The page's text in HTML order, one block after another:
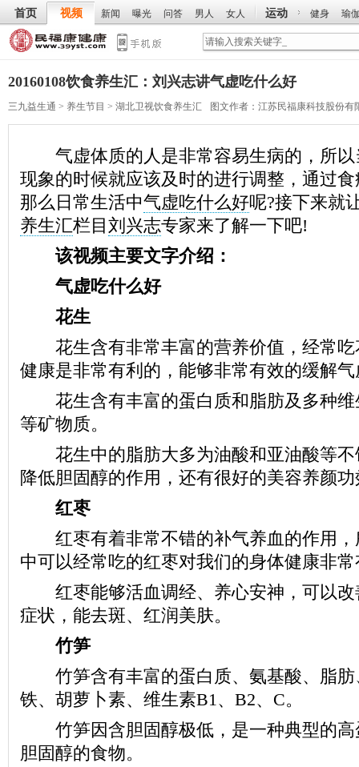
首页 视频 新闻 曝光 问答 男人 女人 运动 健身 瑜
20160108饮食养生汇：刘兴志讲气虚吃什么好
三九益生通 > 养生节目 > 湖北卫视饮食养生汇 图文作者： 江苏民福康科技股份有
气虚体质的人是非常容易生病的，所以
现象的时候就应该及时的进行调整，通过
那么日常生活中气虚吃什么好呢?接下来就
养生汇栏目刘兴志专家来了解一下吧!
该视频主要文字介绍：
气虚吃什么好
花生
花生含有非常丰富的营养价值，经常吃
健康是非常有利的，能够非常有效的缓解
花生含有丰富的蛋白质和脂肪及多种维
等矿物质。
花生中的脂肪大多为油酸和亚油酸等不
降低胆固醇的作用，还有很好的美容养颜
红枣
红枣有着非常不错的补气养血的作用，
中可以经常吃的红枣对我们的身体健康非
红枣能够活血调经、养心安神，可以改
症状，能去斑、红润美肤。
竹笋
竹笋含有丰富的蛋白质、氨基酸、脂肪
铁、胡萝卜素、维生素B1、B2、C。
竹笋因含胆固醇极低，是一种典型的高
胆固醇的食物。